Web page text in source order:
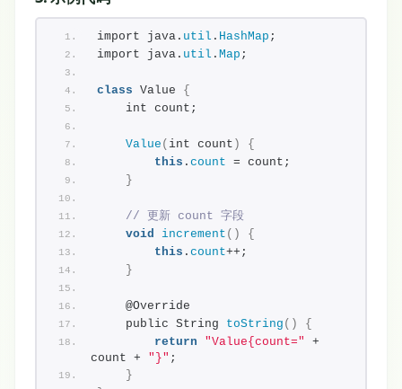
import java. util . HashMap ;
import java. util . Map ;
class Value {
    int count;
Value ( int count )
{
this . count = count;
}
// 更新 count 字段
void
increment ()
{
this . count++;
}
    @Override
    public String
toString ()
{
return
"Value{count="
+
count + "}" ;
}